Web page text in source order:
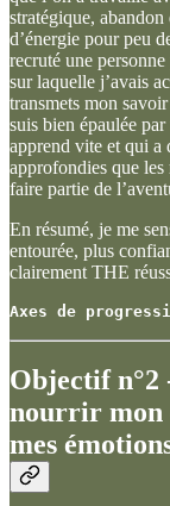
stratégique,
d’énergie pour peu
recruté une
sur laquelle j’avais
transmets mon
suis bien épaulée
apprend vite et qui a
approfondies que
faire partie de
En résumé, je me
entourée, plus
clairement THE
Axes de
Objectif n°2
nourrir mon
mes